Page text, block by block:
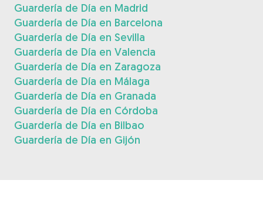
Guardería de Día en Madrid
Guardería de Día en Barcelona
Guardería de Día en Sevilla
Guardería de Día en Valencia
Guardería de Día en Zaragoza
Guardería de Día en Málaga
Guardería de Día en Granada
Guardería de Día en Córdoba
Guardería de Día en Bilbao
Guardería de Día en Gijón